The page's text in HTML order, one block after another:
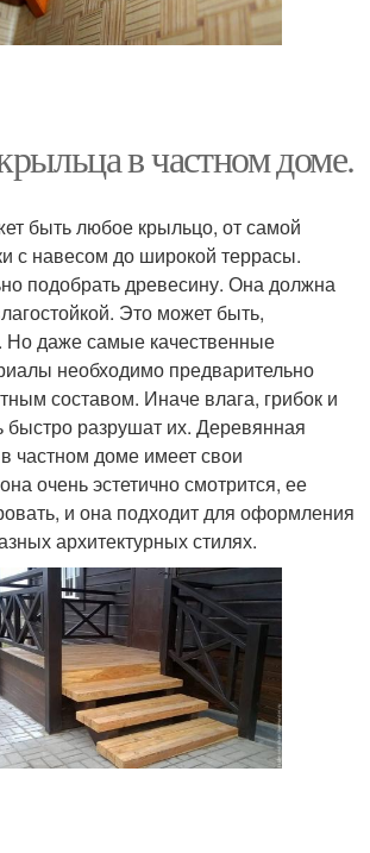
в частном доме.
быть любое крыльцо, от самой
с навесом до широкой террасы.
подобрать древесину. Она должна
Это может быть,
Но даже самые качественные
необходимо предварительно
составом. Иначе влага, грибок и
быстро разрушат их. Деревянная
частном доме имеет свои
очень эстетично смотрится, ее
и она подходит для оформления
архитектурных стилях.